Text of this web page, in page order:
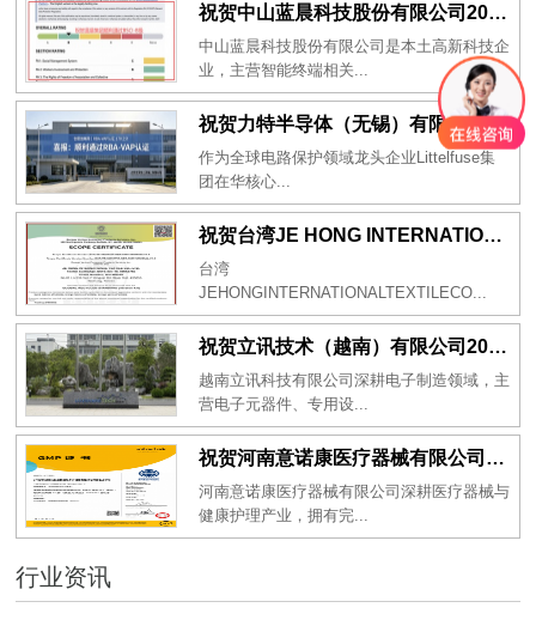
祝贺中山蓝晨科技股份有限公司2026年一次性成功通过BSCI验厂-B级
中山蓝晨科技股份有限公司是本土高新科技企
业，主营智能终端相关...
祝贺力特半导体（无锡）有限公司2026年一次性成功通过RBA-VAP认证审核并取得170.2分
作为全球电路保护领域龙头企业Littelfuse集
团在华核心...
祝贺台湾JE HONG INTERNATIONAL TEXTILE CO., LTD 2026年一次性成功通过GRS认证
台湾
JEHONGINTERNATIONALTEXTILECO...
祝贺立讯技术（越南）有限公司2026年一次性成功通过RBA-VAP审核获得金牌评级！
越南立讯科技有限公司深耕电子制造领域，主
营电子元器件、专用设...
祝贺河南意诺康医疗器械有限公司2026年一次性成功通过GMP认证
河南意诺康医疗器械有限公司深耕医疗器械与
健康护理产业，拥有完...
行业资讯